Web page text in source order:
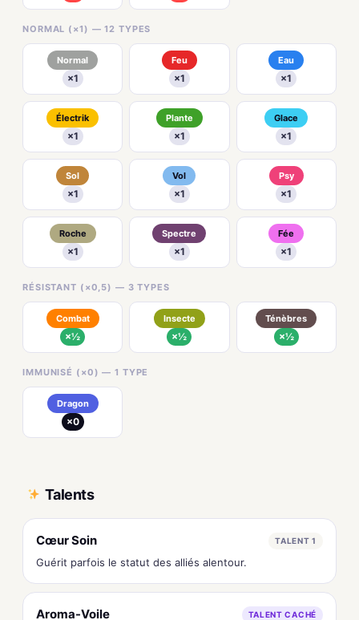
NORMAL (×1) — 12 TYPES
Normal
×1
Feu
×1
Eau
×1
Électrik
×1
Plante
×1
Glace
×1
Sol
×1
Vol
×1
Psy
×1
Roche
×1
Spectre
×1
Fée
×1
RÉSISTANT (×0,5) — 3 TYPES
Combat
×½
Insecte
×½
Ténèbres
×½
IMMUNISÉ (×0) — 1 TYPE
Dragon
×0
Talents
Cœur Soin TALENT 1
Guérit parfois le statut des alliés alentour.
Aroma-Voile TALENT CACHÉ